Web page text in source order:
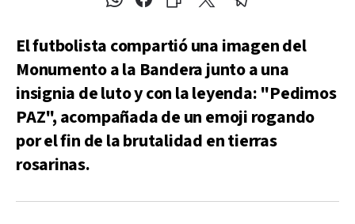
El futbolista compartió una imagen del
Monumento a la Bandera junto a una
insignia de luto y con la leyenda: "Pedimos
PAZ", acompañada de un emoji rogando
por el fin de la brutalidad en tierras
rosarinas.